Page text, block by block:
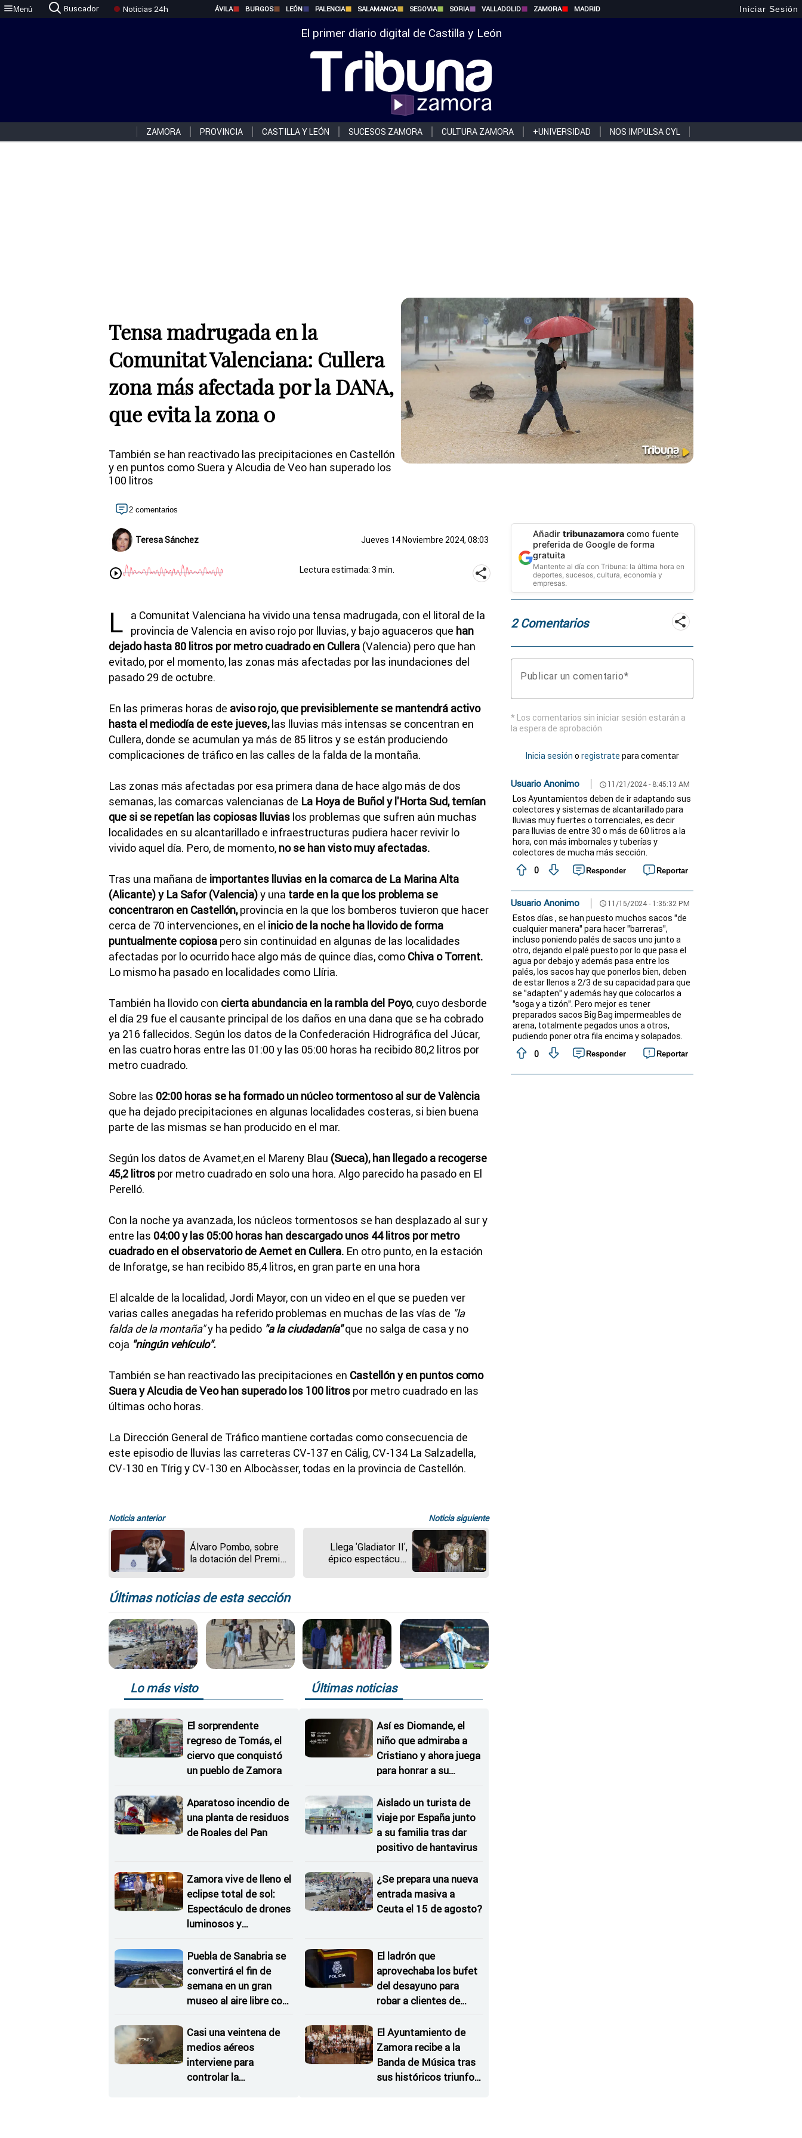
Menú Buscador Noticias 24h ÁVILA BURGOS LEÓN PALENCIA SALAMANCA SEGOVIA SORIA VALLADOLID ZAMORA MADRID Iniciar Sesión
El primer diario digital de Castilla y León
ZAMORA PROVINCIA CASTILLA Y LEÓN SUCESOS ZAMORA CULTURA ZAMORA +UNIVERSIDAD NOS IMPULSA CYL
Tensa madrugada en la
Comunitat Valenciana: Cullera
zona más afectada por la DANA,
que evita la zona 0
También se han reactivado las precipitaciones en Castellón
y en puntos como Suera y Alcudia de Veo han superado los
100 litros
2 comentarios
Teresa Sánchez Jueves 14 Noviembre 2024, 08:03
Lectura estimada: 3 min.
L
a Comunitat Valenciana ha vivido una tensa madrugada, con el litoral de la
provincia de Valencia en aviso rojo por lluvias, y bajo aguaceros que han
dejado hasta 80 litros por metro cuadrado en Cullera (Valencia) pero que han
evitado, por el momento, las zonas más afectadas por las inundaciones del
pasado 29 de octubre.
En las primeras horas de aviso rojo, que previsiblemente se mantendrá activo
hasta el mediodía de este jueves,las lluvias más intensas se concentran en
Cullera, donde se acumulan ya más de 85 litros y se están produciendo
complicaciones de tráfico en las calles de la falda de la montaña.
Las zonas más afectadas por esa primera dana de hace algo más de dos
semanas, las comarcas valencianas de La Hoya de Buñol y l'Horta Sud, temían
que si se repetían las copiosas lluvias los problemas que sufren aún muchas
localidades en su alcantarillado e infraestructuras pudiera hacer revivir lo
vivido aquel día. Pero, de momento, no se han visto muy afectadas.
Tras una mañana de importantes lluvias en la comarca de La Marina Alta
(Alicante) y La Safor (Valencia)y una tarde en la que los problema se
concentraron en Castellón,provincia en la que los bomberos tuvieron que hacer
cerca de 70 intervenciones, en el inicio de la noche ha llovido de forma
puntualmente copiosa pero sin continuidad en algunas de las localidades
afectadas por lo ocurrido hace algo más de quince días, como Chiva o Torrent.
Lo mismo ha pasado en localidades como Llíria.
También ha llovido con cierta abundancia en la rambla del Poyo, cuyo desborde
el día 29 fue el causante principal de los daños en una dana que se ha cobrado
ya 216 fallecidos. Según los datos de la Confederación Hidrográfica del Júcar,
en las cuatro horas entre las 01:00 y las 05:00 horas ha recibido 80,2 litros por
metro cuadrado.
Sobre las 02:00 horas se ha formado un núcleo tormentoso al sur de València
que ha dejado precipitaciones en algunas localidades costeras, si bien buena
parte de las mismas se han producido en el mar.
Según los datos de Avamet,en el Mareny Blau (Sueca), han llegado a recogerse
45,2 litros por metro cuadrado en solo una hora. Algo parecido ha pasado en El
Perelló.
Con la noche ya avanzada, los núcleos tormentosos se han desplazado al sur y
entre las 04:00 y las 05:00 horas han descargado unos 44 litros por metro
cuadrado en el observatorio de Aemet en Cullera. En otro punto, en la estación
de Inforatge, se han recibido 85,4 litros, en gran parte en una hora
El alcalde de la localidad, Jordi Mayor, con un video en el que se pueden ver
varias calles anegadas ha referido problemas en muchas de las vías de "la
falda de la montaña"y ha pedido "a la ciudadanía" que no salga de casa y no
coja "ningún vehículo".
También se han reactivado las precipitaciones en Castellón y en puntos como
Suera y Alcudia de Veo han superado los 100 litros por metro cuadrado en las
últimas ocho horas.
La Dirección General de Tráfico mantiene cortadas como consecuencia de
este episodio de lluvias las carreteras CV-137 en Cálig, CV-134 La Salzadella,
CV-130 en Tírig y CV-130 en Albocàsser, todas en la provincia de Castellón.
Noticia anterior
Álvaro Pombo, sobre
la dotación del Premio
voy a restar con
parsimonia"
Noticia siguiente
Llega 'Gladiator II',
épico espectáculo
Últimas noticias de esta sección
Lo más visto
El sorprendente
regreso de Tomás, el
ciervo que conquistó
un pueblo de Zamora
Aparatoso incendio de
una planta de residuos
de Roales del Pan
Zamora vive de lleno el
eclipse total de sol:
Espectáculo de drones
luminosos y
Estrellas
Puebla de Sanabria se
convertirá el fin de
semana en un gran
museo al aire libre con
Casi una veintena de
medios aéreos
interviene para
controlar la
Últimas noticias
Así es Diomande, el
niño que admiraba a
Cristiano y ahora juega
para honrar a su
Aislado un turista de
viaje por España junto
a su familia tras dar
positivo de hantavirus
¿Se prepara una nueva
entrada masiva a
Ceuta el 15 de agosto?
El ladrón que
aprovechaba los bufet
del desayuno para
robar a clientes de
El Ayuntamiento de
Zamora recibe a la
Banda de Música tras
sus históricos triunfos
Añadir tribunazamora como fuente
preferida de Google de forma
gratuita
Mantente al día con Tribuna: la última hora en
deportes, sucesos, cultura, economía y
empresas.
2 Comentarios
Publicar un comentario
* Los comentarios sin iniciar sesión estarán a
la espera de aprobación
Inicia sesión o registrate para comentar
Usuario Anonimo schedule 11/21/2024 - 8:45:13 AM
Los Ayuntamientos deben de ir adaptando sus
colectores y sistemas de alcantarillado para
lluvias muy fuertes o torrenciales, es decir
para lluvias de entre 30 o más de 60 litros a la
hora, con más imbornales y tuberías y
colectores de mucha más sección.
0
Responder Reportar
Usuario Anonimo schedule 11/15/2024 - 1:35:32 PM
Estos días , se han puesto muchos sacos "de
cualquier manera" para hacer "barreras",
incluso poniendo palés de sacos uno junto a
otro, dejando el palé puesto por lo que pasa el
agua por debajo y además pasa entre los
palés, los sacos hay que ponerlos bien, deben
de estar llenos a 2/3 de su capacidad para que
se "adapten" y además hay que colocarlos a
"soga y a tizón". Pero mejor es tener
preparados sacos Big Bag impermeables de
arena, totalmente pegados unos a otros,
pudiendo poner otra fila encima y solapados.
0
Responder Reportar